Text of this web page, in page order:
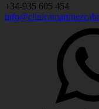
Phone
number:
+34-935 605 454
Email